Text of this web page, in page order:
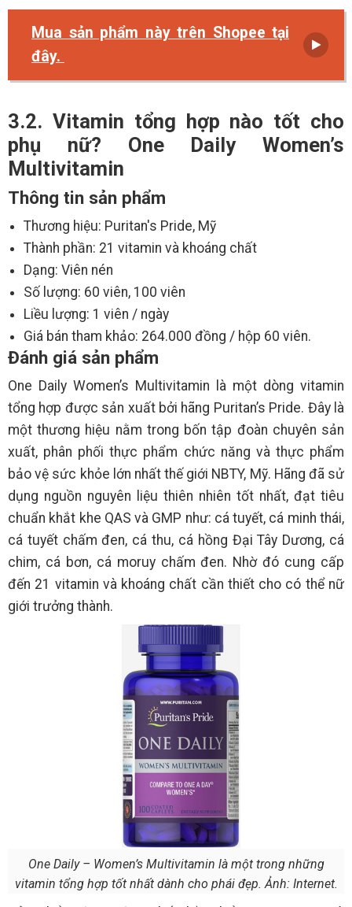
Mua sản phẩm này trên Shopee tại
đây.
3.2. Vitamin tổng hợp nào tốt cho
phụ nữ? One Daily Women’s
Multivitamin
Thông tin sản phẩm
Thương hiệu: Puritan's Pride, Mỹ
Thành phần: 21 vitamin và khoáng chất
Dạng: Viên nén
Số lượng: 60 viên, 100 viên
Liều lượng: 1 viên / ngày
Giá bán tham khảo: 264.000 đồng / hộp 60 viên.
Đánh giá sản phẩm
One Daily Women’s Multivitamin là một dòng vitamin
tổng hợp được sản xuất bởi hãng Puritan’s Pride. Đây là
một thương hiệu nằm trong bốn tập đoàn chuyên sản
xuất, phân phối thực phẩm chức năng và thực phẩm
bảo vệ sức khỏe lớn nhất thế giới NBTY, Mỹ. Hãng đã sử
dụng nguồn nguyên liệu thiên nhiên tốt nhất, đạt tiêu
chuẩn khắt khe QAS và GMP như: cá tuyết, cá minh thái,
cá tuyết chấm đen, cá thu, cá hồng Đại Tây Dương, cá
chim, cá bơn, cá moruy chấm đen. Nhờ đó cung cấp
đến 21 vitamin và khoáng chất cần thiết cho có thể nữ
giới trưởng thành.
One Daily – Women’s Multivitamin là một trong những
vitamin tổng hợp tốt nhất dành cho phái đẹp. Ảnh: Internet.